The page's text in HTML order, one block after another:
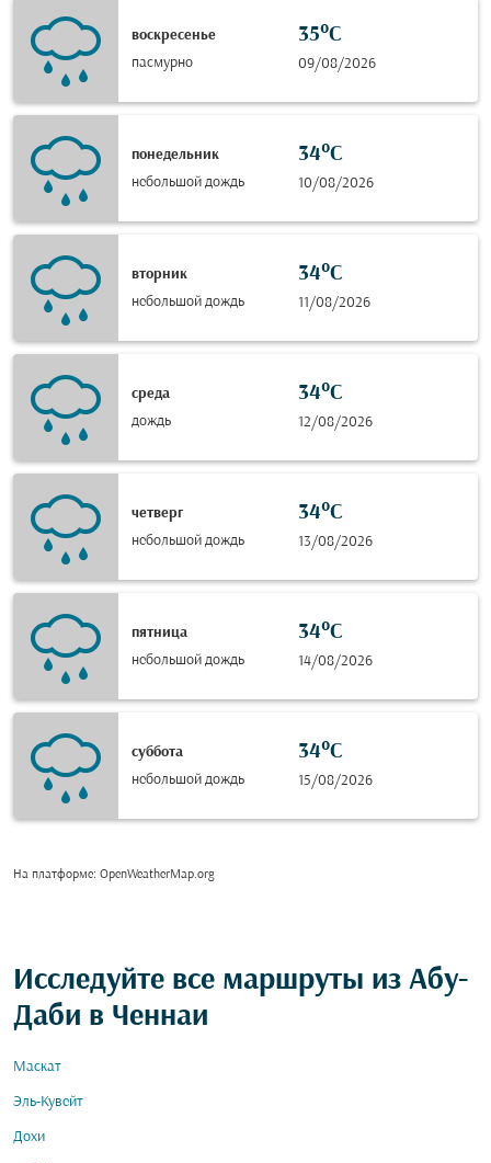
воскресенье
пасмурно
35°C
09/08/2026
понедельник
небольшой дождь
34°C
10/08/2026
вторник
небольшой дождь
34°C
11/08/2026
среда
дождь
34°C
12/08/2026
четверг
небольшой дождь
34°C
13/08/2026
пятница
небольшой дождь
34°C
14/08/2026
суббота
небольшой дождь
34°C
15/08/2026
На платформе: OpenWeatherMap.org
Исследуйте все маршруты из Абу-
Даби в Ченнаи
Маскат
Эль-Кувейт
Дохи